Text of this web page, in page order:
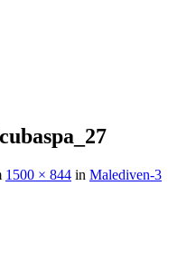
1500 × 844 in Malediven-3